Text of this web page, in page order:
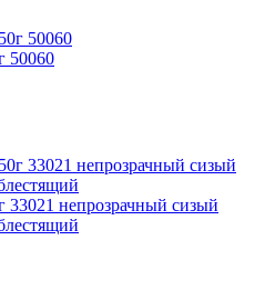
50060
33021 непрозрачный сизый